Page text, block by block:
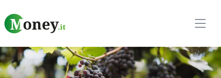
Softi Weekly –